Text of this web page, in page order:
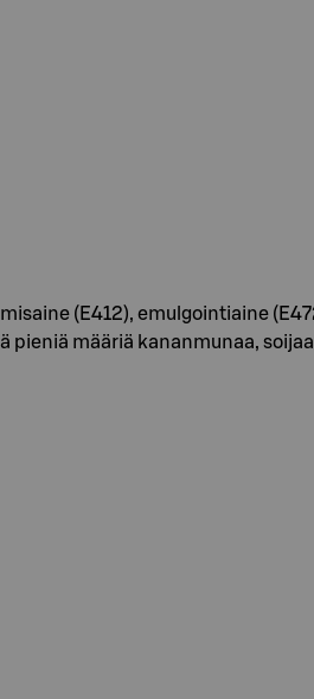
(E412), emulgointiaine
pieniä määriä kananmunaa,